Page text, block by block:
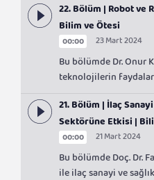
22. Bölüm | Robot ve
Bilim ve Ötesi
00:00 23 Mart 2024
Bu bölümde Dr. Onur
teknolojilerin
21. Bölüm | İlaç
Sektörüne Etkisi |
00:00 21 Mart 2024
Bu bölümde Doç. Dr.